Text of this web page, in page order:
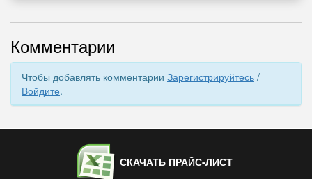
Комментарии
Чтобы добавлять комментарии Зарегистрируйтесь /
Войдите.
СКАЧАТЬ ПРАЙС-ЛИСТ